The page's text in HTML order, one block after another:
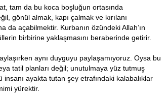
tam da bu koca boşluğun ortasında
gönül almak, kapı çalmak ve kırılanı
da açabilmektir. Kurbanın özündeki Allah’ın
birbirine yaklaşmasını beraberinde getirir.
aynı duyguyu paylaşamıyoruz. Oysa bu
tatil planları değil; unutulmaya yüz tutmuş
ayakta tutan şey etrafındaki kalabalıklar
yürektir.